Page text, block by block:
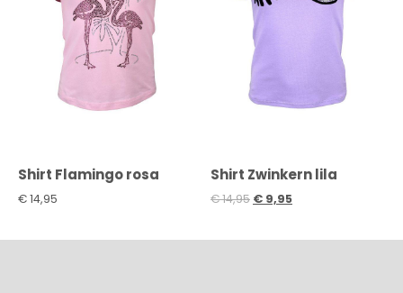
Shirt Flamingo rosa
€14,95
Shirt Zwinkern lila
€14,95 € 9,95